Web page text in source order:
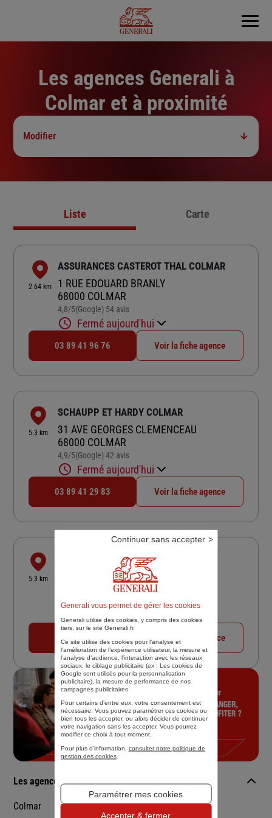
Menu
Les agences Generali à
Colmar et à proximité
Modifier
Liste Carte
2.64 km
ASSURANCES CASTEROT THAL COLMAR
1 RUE EDOUARD BRANLY
68000 COLMAR
4,8/5Note de 4.8 sur 5
(Google) 54 avis
Fermé aujourd'hui
03 89 41 96 76 Voir la fiche agence
5.3 km
SCHAUPP ET HARDY COLMAR
31 AVE GEORGES CLEMENCEAU
68000 COLMAR
4,9/5Note de 4.9 sur 5
(Google) 42 avis
Fermé aujourd'hui
03 89 41 29 83 Voir la fiche agence
5.3 km
SCHAUPP ET HARDY ORBEY
31 AVE GEORGES CLEMENCEAU
68000 COLMAR
4,9 (Google) 20 avis
Fermé actuellement
03 89 71 21 33 Voir la fiche agence
Les agences Generali dans les villes à proximité
Colmar Mulhouse
Generali vous permet de gérer les cookies
Generali utilise des cookies, y compris des cookies
tiers, sur le site Generali.fr.
Ce site utilise des cookies pour l’analyse et
l'amélioration de l’expérience utilisateur, la mesure et
l’analyse d’audience, l’interaction avec les réseaux
sociaux, le ciblage publicitaire (ex : Les cookies de
Google sont utilisés pour la personnalisation
publicitaire), la mesure de performance de nos
campagnes publicitaires.
Pour certains d’entre eux, votre consentement est
nécessaire. Vous pouvez paramétrer ces cookies ou
bien tous les accepter, ou alors décider de continuer
votre navigation sans les accepter. Vous pourrez
modifier ce choix à tout moment.
Pour plus d’information, consulter notre politique de
gestion des cookies.
Paramétrer mes cookies
Continuer sans accepter
Accepter & fermer